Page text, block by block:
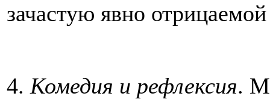
зачастую явно
4. Комедия и рефлексия.